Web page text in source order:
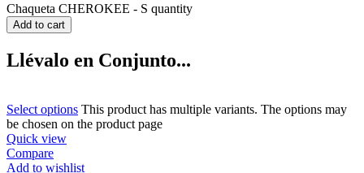
Chaqueta CHEROKEE - S quantity
Add to cart
Llévalo en Conjunto...
Select options This product has multiple variants. The options may
be chosen on the product page
Quick view
Compare
Add to wishlist